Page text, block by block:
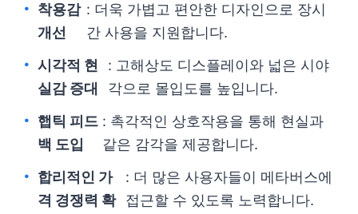
착용감
개선
: 더욱 가볍고 편안한 디자인으로 장시
간 사용을 지원합니다.
시각적 현
실감 증대
: 고해상도 디스플레이와 넓은 시야
각으로 몰입도를 높입니다.
햅틱 피드
백 도입
: 촉각적인 상호작용을 통해 현실과
같은 감각을 제공합니다.
합리적인 가
격 경쟁력 확
: 더 많은 사용자들이 메타버스에
접근할 수 있도록 노력합니다.